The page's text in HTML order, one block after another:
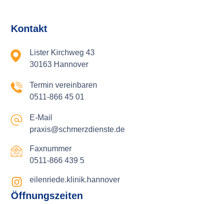
Kontakt
Lister Kirchweg 43
30163 Hannover
Termin vereinbaren
0511-866 45 01
E-Mail
praxis@schmerzdienste.de
Faxnummer
0511-866 439 5
eilenriede.klinik.hannover
Öffnungszeiten